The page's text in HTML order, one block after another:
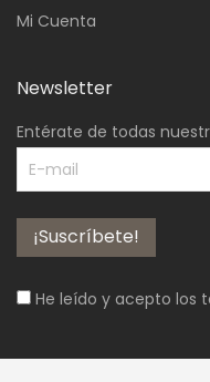
Mi Cuenta
Newsletter
Entérate de todas
He leído y acepto los